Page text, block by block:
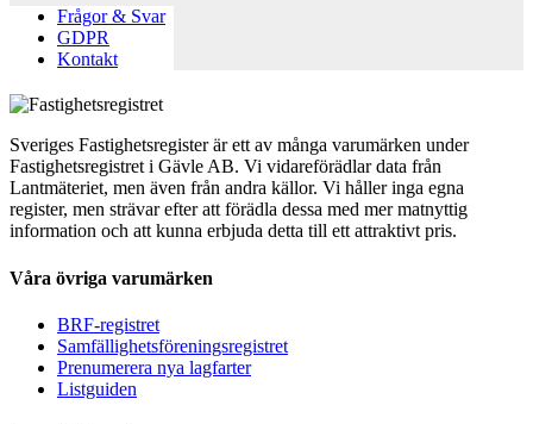
Frågor & Svar
GDPR
Kontakt
Sveriges Fastighetsregister är ett av många varumärken under
Fastighetsregistret i Gävle AB. Vi vidareförädlar data från
Lantmäteriet, men även från andra källor. Vi håller inga egna
register, men strävar efter att förädla dessa med mer matnyttig
information och att kunna erbjuda detta till ett attraktivt pris.
Våra övriga varumärken
BRF-registret
Samfällighetsföreningsregistret
Prenumerera nya lagfarter
Listguiden